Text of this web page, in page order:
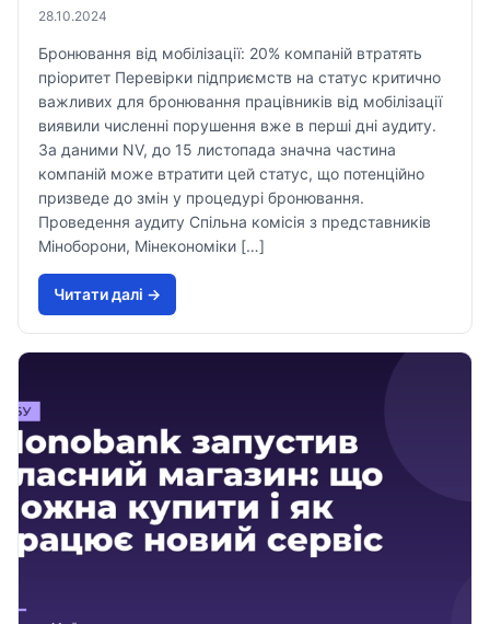
28.10.2024
Бронювання від мобілізації: 20% компаній втратять
пріоритет Перевірки підприємств на статус критично
важливих для бронювання працівників від мобілізації
виявили численні порушення вже в перші дні аудиту.
За даними NV, до 15 листопада значна частина
компаній може втратити цей статус, що потенційно
призведе до змін у процедурі бронювання.
Проведення аудиту Спільна комісія з представників
Міноборони, Мінекономіки […]
Читати далi →